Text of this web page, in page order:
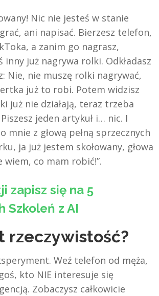
Nic nie jesteś w stanie
ani napisać. Bierzesz telefon,
a zanim go nagrasz,
inny już nagrywa rolki. Odkładasz
Nie, nie muszę rolki nagrywać,
już to robi. Potem widzisz
już nie działają, teraz trzeba
jeden artykuł i… nic. I
mnie z głową pełną sprzecznych
ja już jestem skołowany, głowa
wiem, co mam robić!”.
zapisz się na 5
Szkoleń z AI
rzeczywistość?
Weź telefon od męża,
kto NIE interesuje się
Zobaczysz całkowicie